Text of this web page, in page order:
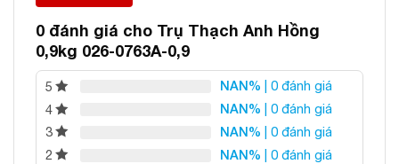
0 đánh giá cho Trụ Thạch Anh Hồng
0,9kg 026-0763A-0,9
5 NAN% | 0 đánh giá
4
NAN% | 0 đánh giá
3
NAN% | 0 đánh giá
2
NAN% | 0 đánh giá